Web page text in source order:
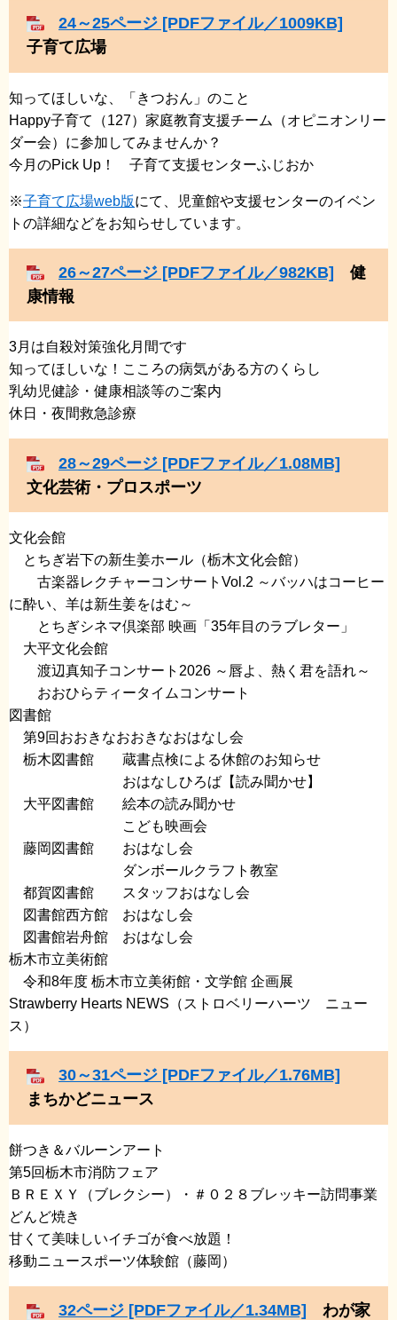
24～25ページ [PDFファイル／1009KB]
子育て広場
知ってほしいな、「きつおん」のこと
Happy子育て（127）家庭教育支援チーム（オピニオンリー
ダー会）に参加してみませんか？
今月のPick Up！ 子育て支援センターふじおか
※子育て広場web版にて、児童館や支援センターのイベン
トの詳細などをお知らせしています。
26～27ページ [PDFファイル／982KB] 健
康情報
3月は自殺対策強化月間です
​知ってほしいな！こころの病気がある方のくらし
乳幼児健診・健康相談等のご案内
​休日・夜間救急診療
28～29ページ [PDFファイル／1.08MB]
文化芸術・プロスポーツ
文化会館
​ とちぎ岩下の新生姜ホール（栃木文化会館）​
​ 古楽器レクチャーコンサートVol.2 ～バッハはコーヒー
に酔い、羊は新生姜をはむ～
​ とちぎシネマ倶楽部 映画「35年目のラブレター」
​ 大平文化会館
​ 渡辺真知子コンサート2026 ～唇よ、熱く君を語れ～
おおひらティータイムコンサート
図書館
​ 第9回おおきなおおきなおはなし会
栃木図書館 蔵書点検による休館のお知らせ
おはなしひろば【読み聞かせ】​
大平図書館 絵本の読み聞かせ
​ こども映画会
藤岡図書館 おはなし会
ダンボールクラフト教室
都賀図書館 スタッフおはなし会
図書館西方館 おはなし会
​ 図書館岩舟館 おはなし会
栃木市立美術館
​ 令和8年度 栃木市立美術館・文学館 企画展
Strawberry Hearts NEWS（ストロベリーハーツ ニュー
ス）
30～31ページ [PDFファイル／1.76MB]
まちかどニュース
餅つき＆バルーンアート
​第5回栃木市消防フェア
​ＢＲＥＸＹ（ブレクシー）・＃０２８ブレッキー訪問事業
​どんど焼き
​甘くて美味しいイチゴが食べ放題！
​移動ニュースポーツ体験館（藤岡）
32ページ [PDFファイル／1.34MB] わが家